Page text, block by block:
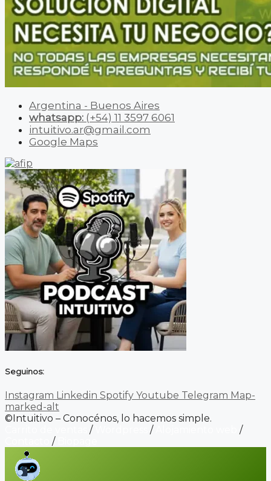
Argentina - Buenos Aires
whatsapp: (+54) 11 3597 6061
intuitivo.ar@gmail.com
Google Maps
Seguinos:
Instagram Linkedin Spotify Youtube Telegram Map-
marked-alt
©Intuitivo – Conocénos, lo hacemos simple.
/ /
/
/